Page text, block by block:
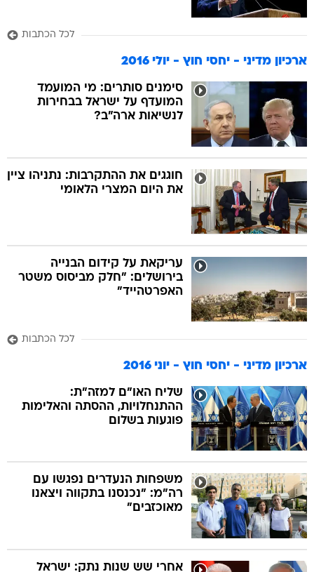
לכל הכתבות
ארכיון מדיני - יחסי חוץ - יולי 2016
סימנים סותרים: מי המועמד
המועדף על ישראל בבחירות
לנשיאות ארה"ב?
חוגגים את ההתקרבות: נתניהו ציין
את היום המצרי הלאומי
עריקאת על קידום הבנייה
בירושלים: "חלק מביסוס משטר
האפרטהייד"
לכל הכתבות
ארכיון מדיני - יחסי חוץ - יוני 2016
שליח האו"ם למזה"ת:
ההתנחלויות, ההסתה והאלימות
פוגעות בשלום
משפחות הנעדרים נפגשו עם
רה"מ: "נכנסנו בתקווה ויצאנו
מאוכזבים"
אחרי שש שנות נתק: ישראל